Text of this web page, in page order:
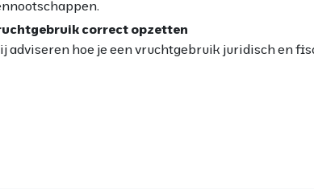
correct opzetten
adviseren hoe je een vruchtgebruik juridisch en